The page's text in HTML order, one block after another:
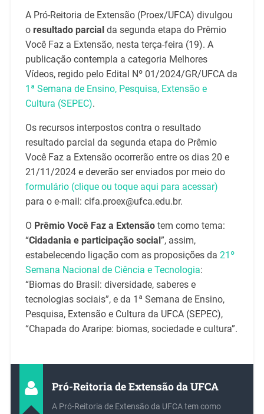
A Pró-Reitoria de Extensão (Proex/UFCA) divulgou
o resultado parcial da segunda etapa do Prêmio
Você Faz a Extensão, nesta terça-feira (19). A
publicação contempla a categoria Melhores
Vídeos, regido pelo Edital Nº 01/2024/GR/UFCA da
1ª Semana de Ensino, Pesquisa, Extensão e
Cultura (SEPEC).
Os recursos interpostos contra o resultado
resultado parcial da segunda etapa do Prêmio
Você Faz a Extensão ocorrerão entre os dias 20 e
21/11/2024 e deverão ser enviados por meio do
formulário (clique ou toque aqui para acessar)
para o e-mail: cifa.proex@ufca.edu.br.
O Prêmio Você Faz a Extensãotem como tema:
“Cidadania e participação social ”, assim,
estabelecendo ligação com as proposições da 21º
Semana Nacional de Ciência e Tecnologia:
“Biomas do Brasil: diversidade, saberes e
tecnologias sociais”, e da 1ª Semana de Ensino,
Pesquisa, Extensão e Cultura da UFCA (SEPEC),
“Chapada do Araripe: biomas, sociedade e cultura”.
Pró-Reitoria de Extensão da UFCA
A Pró-Reitoria de Extensão da UFCA tem como